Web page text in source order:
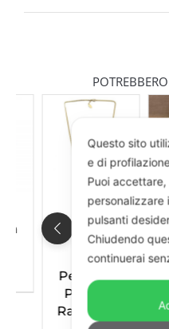
Pendente
Principe
Ranocchio
€
Questo sito
e di
Puoi
personalizzare
pulsanti
Chiudendo
continuerai